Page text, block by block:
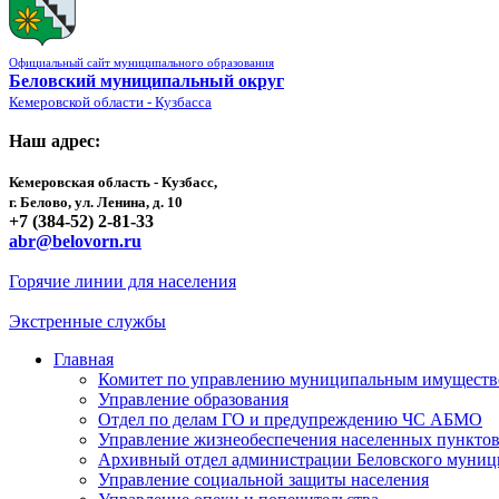
Официальный сайт муниципального образования
Беловский муниципальный округ
Кемеровской области - Кузбасса
Наш адрес:
Кемеровская область - Кузбасс,
г. Белово, ул. Ленина, д. 10
+7 (384-52) 2-81-33
abr@belovorn.ru
Горячие линии для населения
Экстренные службы
Главная
Комитет по управлению муниципальным
Управление образования
Отдел по делам ГО и предупреждению ЧС АБМО
Управление жизнеобеспечения населенных пунктов
Архивный отдел администрации Беловского
Управление социальной защиты населения